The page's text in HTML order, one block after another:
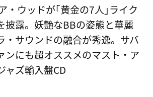
・ウッドが｢黄金の7人｣ライク
披露。妖艶なBBの姿態と華麗
・サウンドの融合が秀逸。サバ
ンにも超オススメのマスト・ア
ャズ輸入盤CD